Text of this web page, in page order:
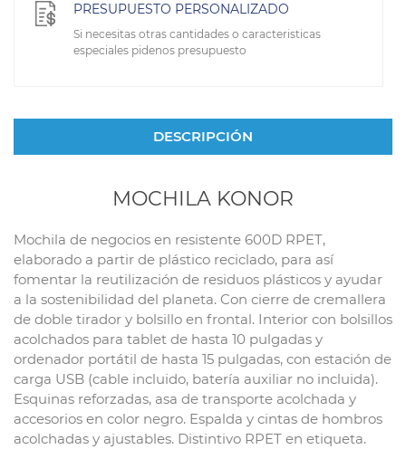
PRESUPUESTO PERSONALIZADO
Si necesitas otras cantidades o caracteristicas
especiales pidenos presupuesto
DESCRIPCIÓN
MOCHILA KONOR
Mochila de negocios en resistente 600D RPET,
elaborado a partir de plástico reciclado, para así
fomentar la reutilización de residuos plásticos y ayudar
a la sostenibilidad del planeta. Con cierre de cremallera
de doble tirador y bolsillo en frontal. Interior con bolsillos
acolchados para tablet de hasta 10 pulgadas y
ordenador portátil de hasta 15 pulgadas, con estación de
carga USB (cable incluido, batería auxiliar no incluida).
Esquinas reforzadas, asa de transporte acolchada y
accesorios en color negro. Espalda y cintas de hombros
acolchadas y ajustables. Distintivo RPET en etiqueta.